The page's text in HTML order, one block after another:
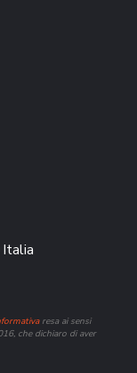
resa ai sensi
che dichiaro di aver